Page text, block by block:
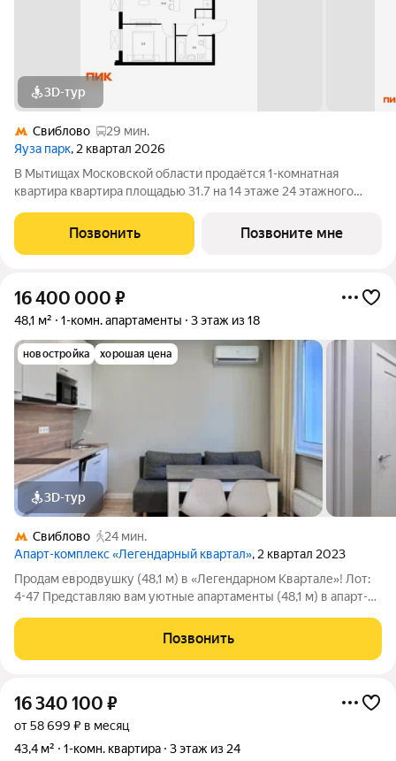
3D-тур
Свиблово
29 мин.
Яуза парк, 2 квартал 2026
В Мытищах Московской области продаётся 1-комнатная
квартира квартира площадью 31.7 на 14 этаже 24 этажного
расположение 5 минут пешком до ж/д станции Мытищи и 20
минут на автомобиле до
Позвонить Позвоните мне
16 400 000 ₽
48,1 м² 1-комн. апартаменты 3 этаж из 18
новостройка хорошая цена
3D-тур
Свиблово
24 мин.
Апарт-комплекс «Легендарный квартал», 2 квартал 2023
Продам евродвушку (48,1 м) в «Легендарном Квартале»! Лот:
4-47 Представляю вам уютные апартаменты (48,1 м) в апарт-
(СВАО, рядом с Ботаническим садом). Это редкое
предложение на рынке, которое
Позвонить
16 340 100 ₽
от 58 699 ₽ в месяц
43,4 м²
1-комн. квартира 3 этаж из 24